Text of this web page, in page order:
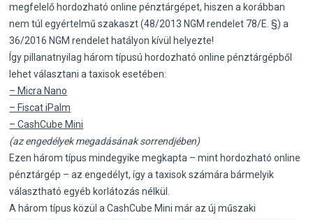
megfelelő hordozható online pénztárgépet, hiszen a korábban
nem túl egyértelmű szakaszt (48/2013 NGM rendelet 78/E. §) a
36/2016 NGM rendelet hatályon kívül helyezte!
Így pillanatnyilag három típusú hordozható online pénztárgépből
lehet választani a taxisok esetében:
– Micra Nano
– Fiscat iPalm
– CashCube Mini
(az engedélyek megadásának sorrendjében)
Ezen három típus mindegyike megkapta – mint hordozható online
pénztárgép – az engedélyt, így a taxisok számára bármelyik
választható egyéb korlátozás nélkül.
A három típus közül a CashCube Mini már az új műszaki